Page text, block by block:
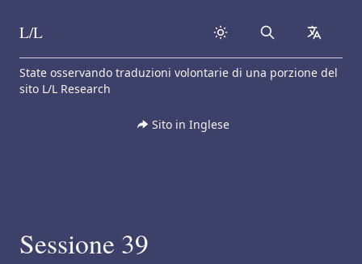
Skip to content
L/L Search
State osservando traduzioni volontarie di una porzione del
sito L/L Research
Sito in Inglese
Sessione 39